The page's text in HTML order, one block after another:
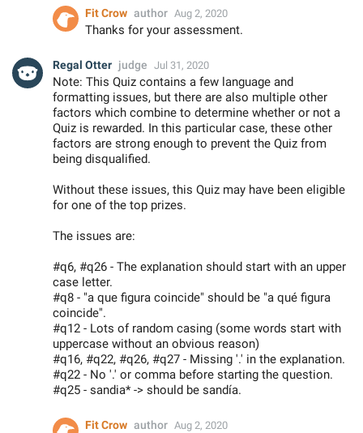
Fit Crow author Aug 2, 2020
Thanks for your assessment.
Regal Otter judge Jul 31, 2020
Note: This Quiz contains a few language and
formatting issues, but there are also multiple other
factors which combine to determine whether or not a
Quiz is rewarded. In this particular case, these other
factors are strong enough to prevent the Quiz from
being disqualified.
Without these issues, this Quiz may have been eligible
for one of the top prizes.
The issues are:
#q6, #q26 - The explanation should start with an upper
case letter.
#q8 - "a que figura coincide" should be "a qué figura
coincide".
#q12 - Lots of random casing (some words start with
uppercase without an obvious reason)
#q16, #q22, #q26, #q27 - Missing '.' in the explanation.
#q22 - No '.' or comma before starting the question.
#q25 - sandia* -> should be sandía.
Fit Crow author Aug 2, 2020